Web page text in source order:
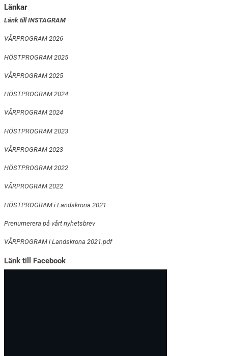
Länkar
Länk till INSTAGRAM
VÅRPROGRAM 2026
HÖSTPROGRAM 2025
VÅRPROGRAM 2025
HÖSTPROGRAM 2024
VÅRPROGRAM 2024
HÖSTPROGRAM 2023
VÅRPROGRAM 2023
HÖSTPROGRAM 2022
VÅRPROGRAM 2022
HÖSTPROGRAM i Landskrona 2021
Prenumerera på vårt nyhetsbrev
VÅRPROGRAM i Landskrona 2021.pdf
Länk till Facebook